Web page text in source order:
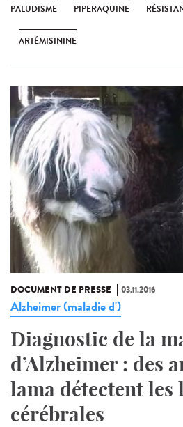
PALUDISME PIPERAQUINE
ARTÉMISININE
DOCUMENT DE PRESSE 03.11.2016
Alzheimer (maladie d')
Diagnostic de la
d’Alzheimer : des
lama détectent les
cérébrales